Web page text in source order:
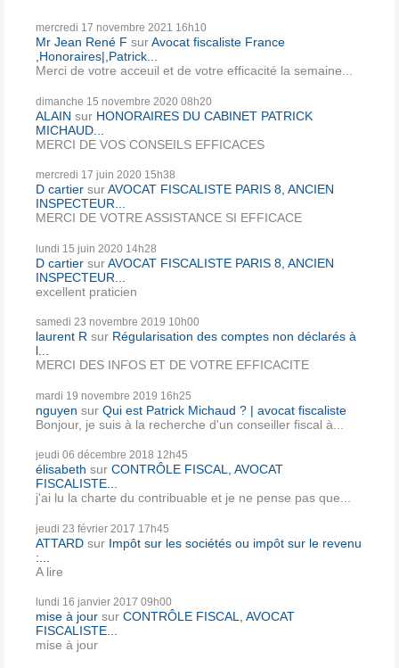
mercredi 17 novembre 2021 16h10
Mr Jean René F surAvocat fiscaliste France
,Honoraires|,Patrick...
Merci de votre acceuil et de votre efficacité la semaine...
dimanche 15 novembre 2020 08h20
ALAIN sur HONORAIRES DU CABINET PATRICK
MICHAUD...
MERCI DE VOS CONSEILS EFFICACES
mercredi 17 juin 2020 15h38
D cartier surAVOCAT FISCALISTE PARIS 8, ANCIEN
INSPECTEUR...
MERCI DE VOTRE ASSISTANCE SI EFFICACE
lundi 15 juin 2020 14h28
D cartier surAVOCAT FISCALISTE PARIS 8, ANCIEN
INSPECTEUR...
excellent praticien
samedi 23 novembre 2019 10h00
laurent R sur Régularisation des comptes non déclarés à
l...
MERCI DES INFOS ET DE VOTRE EFFICACITE
mardi 19 novembre 2019 16h25
nguyen sur Qui est Patrick Michaud ? | avocat fiscaliste
Bonjour, je suis à la recherche d'un conseiller fiscal à...
jeudi 06 décembre 2018 12h45
élisabeth sur CONTRÔLE FISCAL, AVOCAT
FISCALISTE...
j'ai lu la charte du contribuable et je ne pense pas que...
jeudi 23 février 2017 17h45
ATTARD sur Impôt sur les sociétés ou impôt sur le revenu
:...
A lire
lundi 16 janvier 2017 09h00
mise à jour sur CONTRÔLE FISCAL, AVOCAT
FISCALISTE...
mise à jour